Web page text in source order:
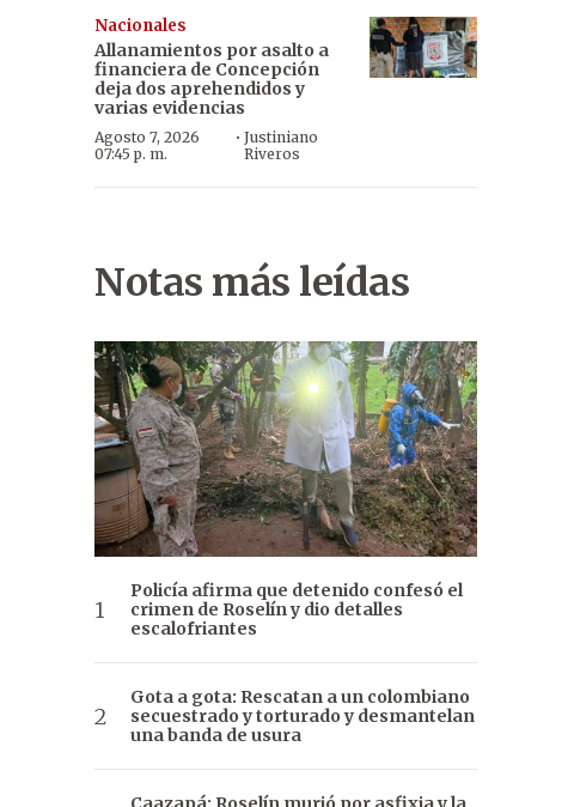
Nacionales
Allanamientos por asalto a
financiera de Concepción
deja dos aprehendidos y
varias evidencias
Agosto 7, 2026
07:45 p. m.
·Justiniano
Riveros
Notas más leídas
Policía afirma que detenido confesó el
crimen de Roselín y dio detalles
escalofriantes
Gota a gota: Rescatan a un colombiano
secuestrado y torturado y desmantelan
una banda de usura